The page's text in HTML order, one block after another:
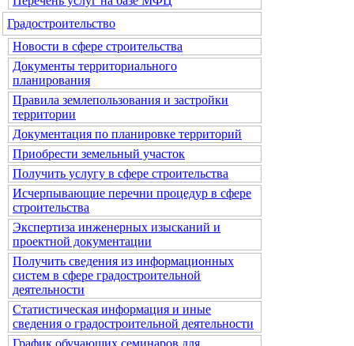
Градостроительство
Новости в сфере строительства
Документы территориального
планирования
Правила землепользования и застройки
территории
Документация по планировке территорий
Приобрести земельный участок
Получить услугу в сфере строительства
Исчерпывающие перечни процедур в сфере
строительства
Экспертиза инженерных изысканий и
проектной документации
Получить сведения из информационных
систем в сфере градостроительной
деятельности
Статистическая информация и иные
сведения о градостроительной деятельности
График обучающих семинаров для